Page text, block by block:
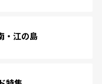
・江の島